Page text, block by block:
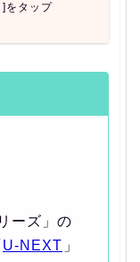
]をタップ
ーズ」の
U-NEXT 」